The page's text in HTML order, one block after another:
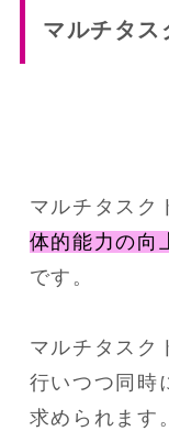
マルチタス
マルチタスク
体的能力の向
です。
マルチタスク
行いつつ同時
求められます。